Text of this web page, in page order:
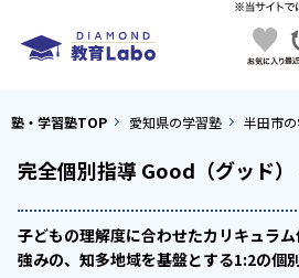
塾・学習塾TOP 愛知県の学習塾 半田市
完全個別指導 Good（グッド
子どもの理解度に合わせたカリキュラ
強みの、知多地域を基盤とする1:2の個